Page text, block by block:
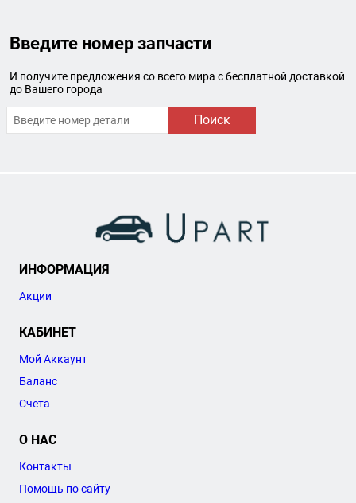
Введите номер запчасти
И получите предложения со всего мира с бесплатной доставкой
до Вашего города
Поиск
ИНФОРМАЦИЯ
Акции
КАБИНЕТ
Мой Аккаунт
Баланс
Счета
О НАС
Контакты
Помощь по сайту